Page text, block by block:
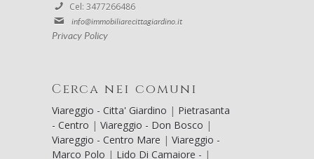
Cel: 3477266486
info@immobiliarecittagiardino.it
Privacy Policy
Cerca nei comuni
Viareggio - Citta' Giardino | Pietrasanta
- Centro | Viareggio - Don Bosco |
Viareggio - Centro Mare | Viareggio -
Marco Polo | Lido Di Camaiore - |